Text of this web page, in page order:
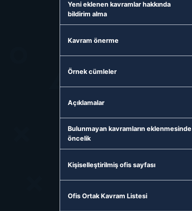
Yeni eklenen kavramlar hakkında
bildirim alma
Kavram önerme
Örnek cümleler
Açıklamalar
Bulunmayan kavramların eklenmesinde
öncelik
Kişiselleştirilmiş ofis sayfası
Ofis Ortak Kavram Listesi